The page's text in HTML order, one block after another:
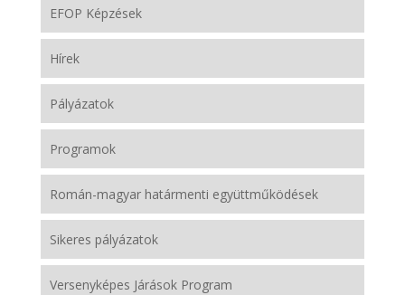
EFOP Képzések
Hírek
Pályázatok
Programok
Román-magyar határmenti együttműködések
Sikeres pályázatok
Versenyképes Járások Program